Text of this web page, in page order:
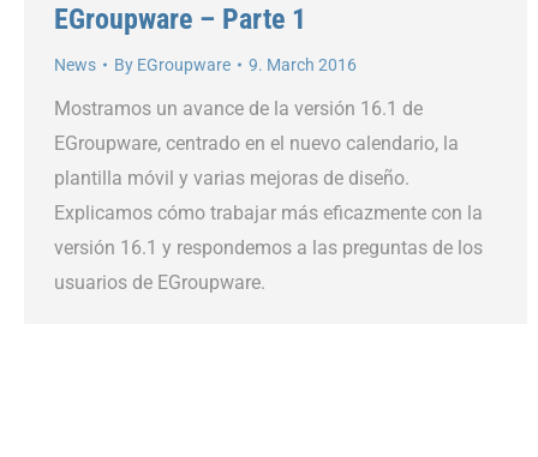
EGroupware – Parte 1
News By EGroupware 9. March 2016
Mostramos un avance de la versión 16.1 de
EGroupware, centrado en el nuevo calendario, la
plantilla móvil y varias mejoras de diseño.
Explicamos cómo trabajar más eficazmente con la
versión 16.1 y respondemos a las preguntas de los
usuarios de EGroupware.